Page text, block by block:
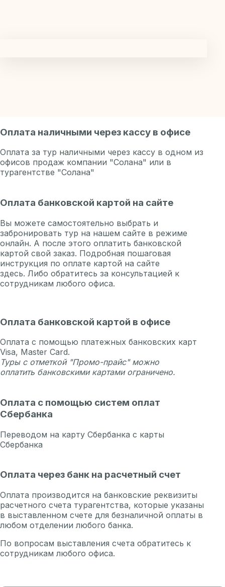
Оплата наличными через кассу в офисе
Оплата за тур наличными через кассу в одном из
офисов продаж компании "Солана" или в
турагентстве "Солана"
Оплата банковской картой на сайте
Вы можете самостоятельно выбрать и
забронировать тур на нашем сайте в режиме
онлайн. А после этого оплатить банковской
картой свой заказ. Подробная пошаговая
инструкция по оплате картой на сайте
здесь. Либо обратитесь за консультацией к
сотрудникам любого офиса.
Оплата банковской картой в офисе
Оплата с помощью платежных банковских карт
Visa, Master Card.
Туры с отметкой "Промо-прайс" можно
оплатить банковскими картами ограничено.
Оплата с помощью систем оплат
Сбербанка
Переводом на карту Сбербанка с карты
Сбербанка
Оплата через банк на расчетный счет
Оплата производится на банковские реквизиты
расчетного счета турагентства, которые указаны
в выставленном счете для безналичной оплаты в
любом отделении любого банка.
По вопросам выставления счета обратитесь к
сотрудникам любого офиса.